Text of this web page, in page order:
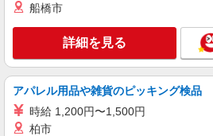
アルバイト
コンパスグループ・ジャパン株式会社
調理員【アルバイト
時給1,400円以上 試用期間中 時給1,400円以上
(試用期間2ヶ月) 残業が発生した場合、残業代を1
分単位で別途支給しま
ＳＵＢＡＲＵ太
バル町1-1）
船橋市
詳細を見る
アパレル用品や雑貨のピッキング検品
時給 1,200円〜1,500円
柏市